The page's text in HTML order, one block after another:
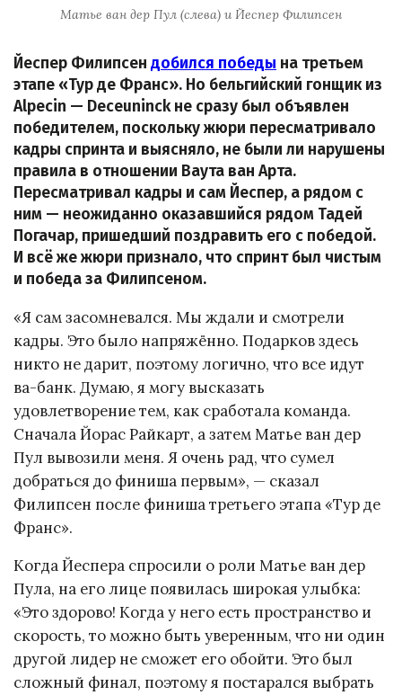
Матье ван дер Пул (слева) и Йеспер Филипсен
Йеспер Филипсен добился победы на третьем
этапе «Тур де Франс». Но бельгийский гонщик из
Alpecin — Deceuninck не сразу был объявлен
победителем, поскольку жюри пересматривало
кадры спринта и выясняло, не были ли нарушены
правила в отношении Ваута ван Арта.
Пересматривал кадры и сам Йеспер, а рядом с
ним — неожиданно оказавшийся рядом Тадей
Погачар, пришедший поздравить его с победой.
И всё же жюри признало, что спринт был чистым
и победа за Филипсеном.
«Я сам засомневался. Мы ждали и смотрели
кадры. Это было напряжённо. Подарков здесь
никто не дарит, поэтому логично, что все идут
ва-банк. Думаю, я могу высказать
удовлетворение тем, как сработала команда.
Сначала Йорас Райкарт, а затем Матье ван дер
Пул вывозили меня. Я очень рад, что сумел
добраться до финиша первым», — сказал
Филипсен после финиша третьего этапа «Тур де
Франс».
Когда Йеспера спросили о роли Матье ван дер
Пула, на его лице появилась широкая улыбка:
«Это здорово! Когда у него есть пространство и
скорость, то можно быть уверенным, что ни один
другой лидер не сможет его обойти. Это был
сложный финал, поэтому я постарался выбрать